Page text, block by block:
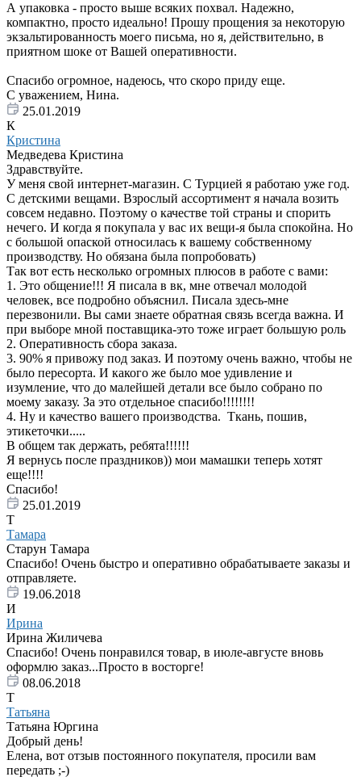
А упаковка - просто выше всяких похвал. Надежно,
компактно, просто идеально! Прошу прощения за некоторую
экзальтированность моего письма, но я, действительно, в
приятном шоке от Вашей оперативности.
Спасибо огромное, надеюсь, что скоро приду еще.
С уважением, Нина.
25.01.2019
К
Кристина
Медведева Кристина
Здравствуйте.
У меня свой интернет-магазин. С Турцией я работаю уже год.
С детскими вещами. Взрослый ассортимент я начала возить
совсем недавно. Поэтому о качестве той страны и спорить
нечего. И когда я покупала у вас их вещи-я была спокойна. Но
с большой опаской относилась к вашему собственному
производству. Но обязана была попробовать)
Так вот есть несколько огромных плюсов в работе с вами:
1. Это общение!!! Я писала в вк, мне отвечал молодой
человек, все подробно объяснил. Писала здесь-мне
перезвонили. Вы сами знаете обратная связь всегда важна. И
при выборе мной поставщика-это тоже играет большую роль
2. Оперативность сбора заказа.
3. 90% я привожу под заказ. И поэтому очень важно, чтобы не
было пересорта. И какого же было мое удивление и
изумление, что до малейшей детали все было собрано по
моему заказу. За это отдельное спасибо!!!!!!!!
4. Ну и качество вашего производства. Ткань, пошив,
этикеточки.....
В общем так держать, ребята!!!!!!
Я вернусь после праздников)) мои мамашки теперь хотят
еще!!!!
Спасибо!
25.01.2019
Т
Тамара
Старун Тамара
Спасибо! Очень быстро и оперативно обрабатываете заказы и
отправляете.
19.06.2018
И
Ирина
Ирина Жиличева
Спасибо! Очень понравился товар, в июле-августе вновь
оформлю заказ...Просто в восторге!
08.06.2018
Т
Татьяна
Татьяна Юргина
Добрый день!
Елена, вот отзыв постоянного покупателя, просили вам
передать ;-)